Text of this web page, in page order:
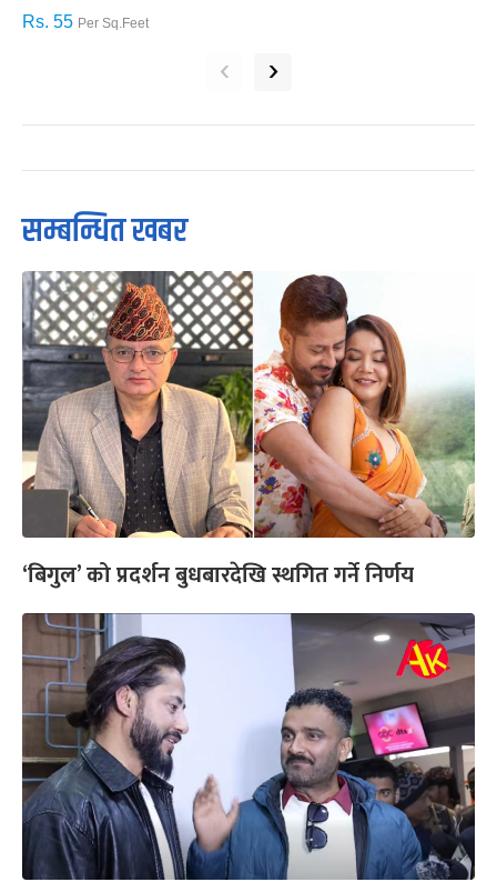
Rs. 55 Per Sq.Feet
‹ ›
सम्बन्धित खबर
‘बिगुल’ को प्रदर्शन बुधबारदेखि स्थगित गर्ने निर्णय